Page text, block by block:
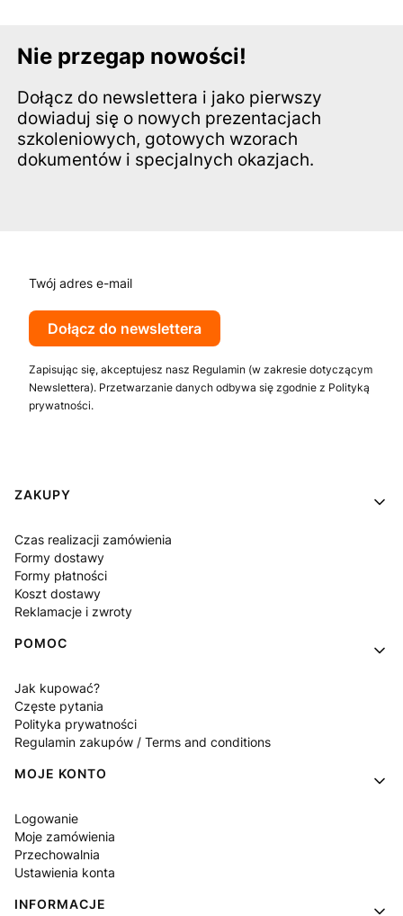
Nie przegap nowości!
Dołącz do newslettera i jako pierwszy
dowiaduj się o nowych prezentacjach
szkoleniowych, gotowych wzorach
dokumentów i specjalnych okazjach.
Twój adres e-mail
Dołącz do newslettera
Zapisując się, akceptujesz nasz Regulamin (w zakresie dotyczącym
Newslettera). Przetwarzanie danych odbywa się zgodnie z Polityką
prywatności.
Linki w stopce
ZAKUPY
Czas realizacji zamówienia
Formy dostawy
Formy płatności
Koszt dostawy
Reklamacje i zwroty
POMOC
Jak kupować?
Częste pytania
Polityka prywatności
Regulamin zakupów / Terms and conditions
MOJE KONTO
Logowanie
Moje zamówienia
Przechowalnia
Ustawienia konta
INFORMACJE